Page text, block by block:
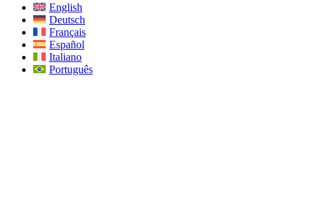
English
Deutsch
Français
Español
Italiano
Português